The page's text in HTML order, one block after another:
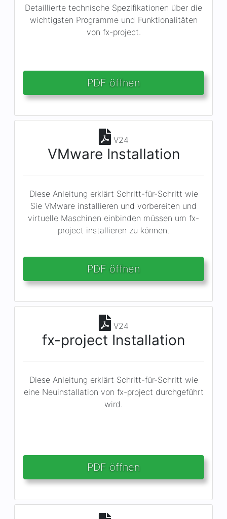
Detaillierte technische Spezifikationen über die
wichtigsten Programme und Funktionalitäten
von fx-project.
PDF öffnen
V24
VMware Installation
Diese Anleitung erklärt Schritt-für-Schritt wie
Sie VMware installieren und vorbereiten und
virtuelle Maschinen einbinden müssen um fx-
project installieren zu können.
PDF öffnen
V24
fx-project Installation
Diese Anleitung erklärt Schritt-für-Schritt wie
eine Neuinstallation von fx-project durchgeführt
wird.
PDF öffnen